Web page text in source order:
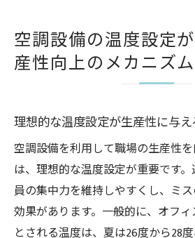
空調設備の温度設定
産性向上のメカニズム
理想的な温度設定が生産性に与
空調設備を利用して職場の生産性
は、理想的な温度設定が重要です
員の集中力を維持しやすくし、ミ
効果があります。一般的に、オフ
とされる温度は、夏は26度から28